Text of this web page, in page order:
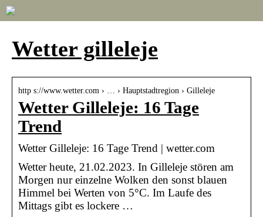
Wetter gilleleje
http s://www.wetter.com › … › Hauptstadtregion › Gilleleje
Wetter Gilleleje: 16 Tage
Trend
Wetter Gilleleje: 16 Tage Trend | wetter.com
Wetter heute, 21.02.2023. In Gilleleje stören am
Morgen nur einzelne Wolken den sonst blauen
Himmel bei Werten von 5°C. Im Laufe des
Mittags gibt es lockere …